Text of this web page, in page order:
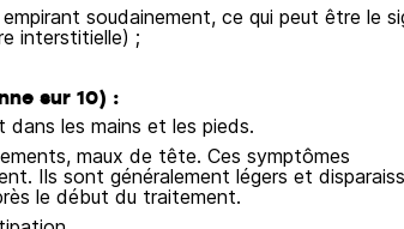
soudainement, ce qui peut être le
interstitielle) ;
sur 10) :
dans les mains et les pieds.
maux de tête. Ces symptômes
Ils sont généralement légers et
le début du traitement.